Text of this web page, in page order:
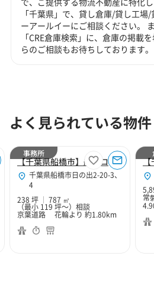
「千葉県」で、貸し倉庫/貸し工
ーアールイーにご相談ください。
「CRE倉庫検索」に、倉庫の掲載
らのご相談もお待ちしております。
よく見られている物件
【千葉県船橋市】船橋ロジスティクス事務所区画
千葉県船橋市日の出2-20-3、
4
238 坪
787 ㎡
（最小 119 坪～） 相談
京葉道路 花輪より 約1.80km
事務所
常